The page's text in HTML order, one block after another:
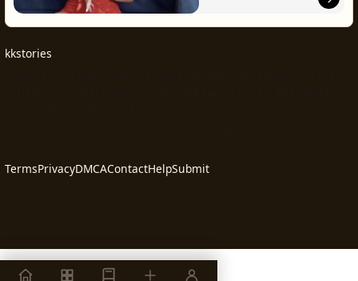
kkstories
TermsPrivacyDMCAContactHelpSubmit